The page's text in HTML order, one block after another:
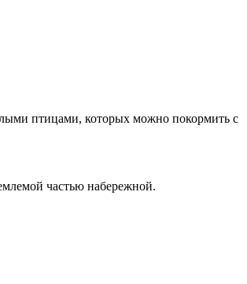
птицами, которых можно покормить с
частью набережной.